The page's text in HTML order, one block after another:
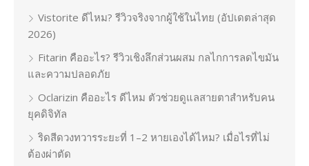
Vistorite ดีไหม? รีวิวจริงจากผู้ใช้ในไทย (อัปเดตล่าสุด
2026)
Fitarin คืออะไร? รีวิวเชิงลึกส่วนผสม กลไกการลดไขมัน
และความปลอดภัย
Oclarizin คืออะไร ดีไหม ตัวช่วยดูแลสายตาสำหรับคน
ยุคดิจิทัล
ริดสีดวงทวารระยะที่ 1–2 หายเองได้ไหม? เมื่อไรที่ไม่
ต้องผ่าตัด